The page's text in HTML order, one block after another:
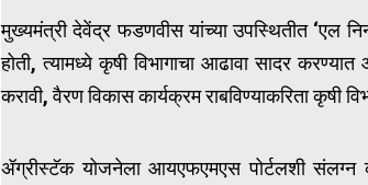
मुख्यमंत्री देवेंद्र फडणवीस यांच्या उपस्थितीत ‘एल
होती, त्यामध्ये कृषी विभागाचा आढावा सादर
करावी, वैरण विकास कार्यक्रम राबविण्याकरिता कृषी
ॲग्रीस्टॅक योजनेला आयएफएमएस पोर्टलशी संलग्न